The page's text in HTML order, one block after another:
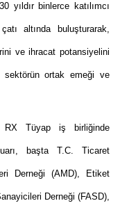
yıldır binlerce katılımcı
altında buluşturarak,
ve ihracat potansiyelini
sektörün ortak emeği ve
RX Tüyap iş birliğinde
başta T.C. Ticaret
Derneği (AMD), Etiket
Derneği (FASD),